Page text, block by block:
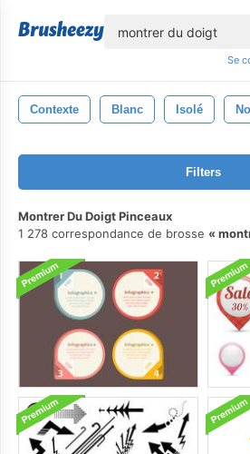
Se
Contexte Blanc Isolé
Filters
Montrer Du Doigt Pinceaux
1 278 correspondance de brosse